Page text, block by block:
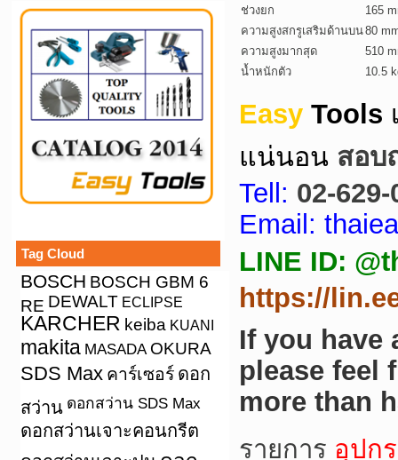
Tag Cloud
BOSCH BOSCH GBM 6
RE DEWALT ECLIPSE
KARCHER keiba KUANI
makita MASADA OKURA
SDS Max คาร์เซอร์ ดอก
สว่าน ดอกสว่าน SDS Max
ดอกสว่านเจาะคอนกรีต
ช่วงยก
165
ความสูงสกรูเสริมด้านบน80
ความสูงมากสุด
510
น้ำหนักตัว
10.5
Easy Tools
แน่นอน สอบ
Tell: 02-629-
Email:
LINE ID:
https://
If you have
please feel
more than
รายการ อุปก